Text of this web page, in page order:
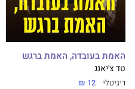
האמת בעובדה, האמת ברגש
טד צ'יאנג
דיגיטלי 12 ₪